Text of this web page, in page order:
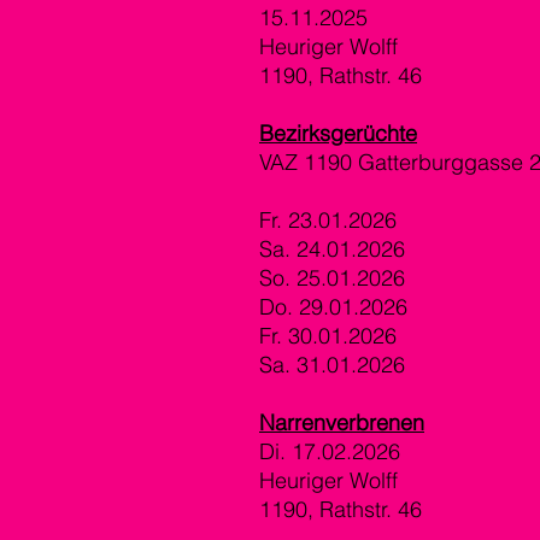
15.11.2025
Heuriger Wolff
1190, Rathstr. 46
Bezirksgerüchte
VAZ 1190 Gatterburggasse
Fr. 23.01.2026
Sa. 24.01.2026
So. 25.01.2026
Do. 29.01.2026
Fr. 30.01.2026
Sa. 31.01.2026
Narrenverbrenen
Di. 17.02.2026
Heuriger Wolff
1190, Rathstr. 46